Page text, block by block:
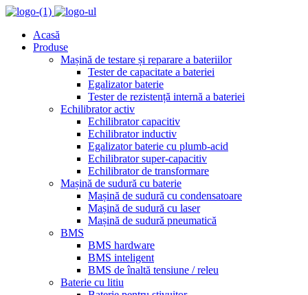
Acasă
Produse
Mașină de testare și reparare a bateriilor
Tester de capacitate a bateriei
Egalizator baterie
Tester de rezistență internă a bateriei
Echilibrator activ
Echilibrator capacitiv
Echilibrator inductiv
Egalizator baterie cu plumb-acid
Echilibrator super-capacitiv
Echilibrator de transformare
Mașină de sudură cu baterie
Mașină de sudură cu condensatoare
Mașină de sudură cu laser
Mașină de sudură pneumatică
BMS
BMS hardware
BMS inteligent
BMS de înaltă tensiune / releu
Baterie cu litiu